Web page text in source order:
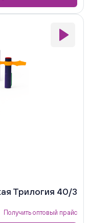
Трилогия 40/3
Получить оптовый прайс